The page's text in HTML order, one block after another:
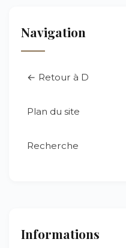
Navigation
← Retour à D
Plan du site
Recherche
Informations